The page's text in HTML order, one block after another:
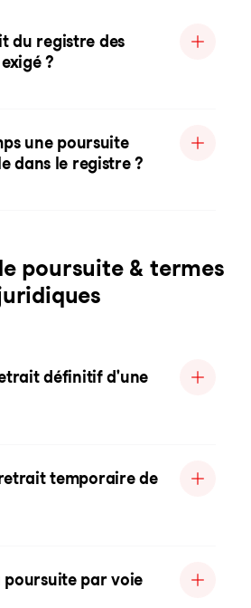
du registre des
?
une poursuite
dans le registre ?
poursuite & termes
définitif d'une
temporaire de
poursuite par voie